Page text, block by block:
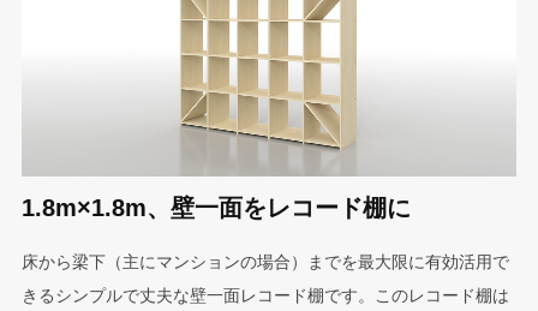
1.8m×1.8m、壁一面をレコード棚に
床から梁下（主にマンションの場合）までを最大限に有効活用で
きるシンプルで丈夫な壁一面レコード棚です。このレコード棚は